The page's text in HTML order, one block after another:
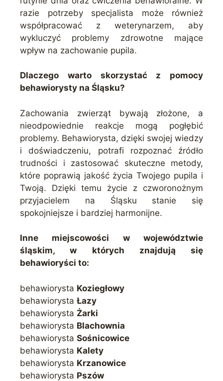
razie potrzeby specjalista może również
współpracować z weterynarzem, aby
wykluczyć problemy zdrowotne mające
wpływ na zachowanie pupila.
Dlaczego warto skorzystać z pomocy
behawiorysty na Śląsku?
Zachowania zwierząt bywają złożone, a
nieodpowiednie reakcje mogą pogłębić
problemy. Behawiorysta, dzięki swojej wiedzy
i doświadczeniu, potrafi rozpoznać źródło
trudności i zastosować skuteczne metody,
które poprawią jakość życia Twojego pupila i
Twoją. Dzięki temu życie z czworonożnym
przyjacielem na Śląsku stanie się
spokojniejsze i bardziej harmonijne.
Inne miejscowości w województwie
śląskim, w których znajdują się
behawioryści to:
behawiorysta Koziegłowy
behawiorysta Łazy
behawiorysta Żarki
behawiorysta Blachownia
behawiorysta Sośnicowice
behawiorysta Kalety
behawiorysta Krzanowice
behawiorysta Pszów